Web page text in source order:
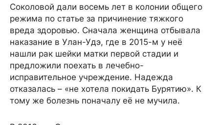
Соколовой дали восемь лет в колонии общего
режима по статье за причинение тяжкого
вреда здоровью. Сначала женщина отбывала
наказание в Улан-Удэ, где в 2015-м у неё
нашли рак шейки матки первой стадии и
предложили поехать в лечебно-
исправительное учреждение. Надежда
отказалась – «не хотела покидать Бурятию». К
тому же болезнь поначалу её не мучила.